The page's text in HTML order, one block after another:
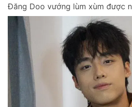
Đăng Doo vướng lùm xùm được